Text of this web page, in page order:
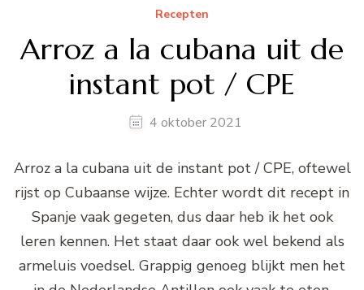
Recepten
Arroz a la cubana uit de
instant pot / CPE
4 oktober 2021
Arroz a la cubana uit de instant pot / CPE, oftewel
rijst op Cubaanse wijze. Echter wordt dit recept in
Spanje vaak gegeten, dus daar heb ik het ook
leren kennen. Het staat daar ook wel bekend als
armeluis voedsel. Grappig genoeg blijkt men het